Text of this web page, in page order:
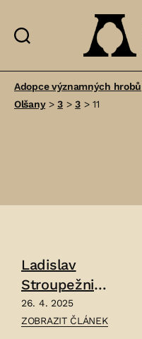
Adopce významných hrobů
Olšany>3 >3> 11
Ladislav
Stroupežnic
ký
26. 4. 2025
ČLÁNEK:
ZOBRAZIT ČLÁNEK